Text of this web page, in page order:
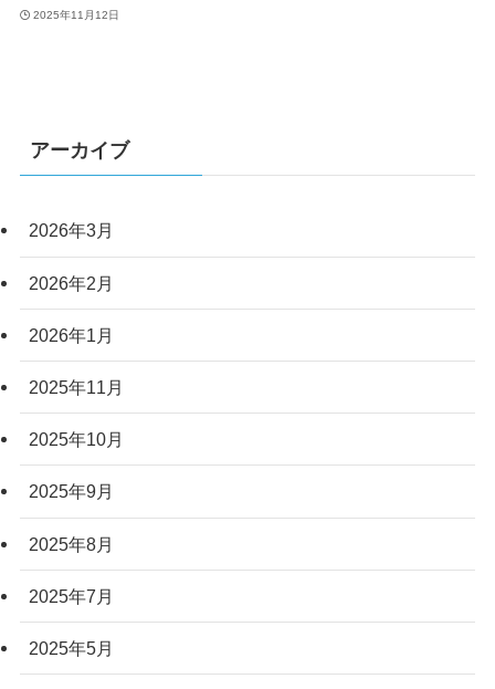
2025年11月12日
アーカイブ
2026年3月
2026年2月
2026年1月
2025年11月
2025年10月
2025年9月
2025年8月
2025年7月
2025年5月